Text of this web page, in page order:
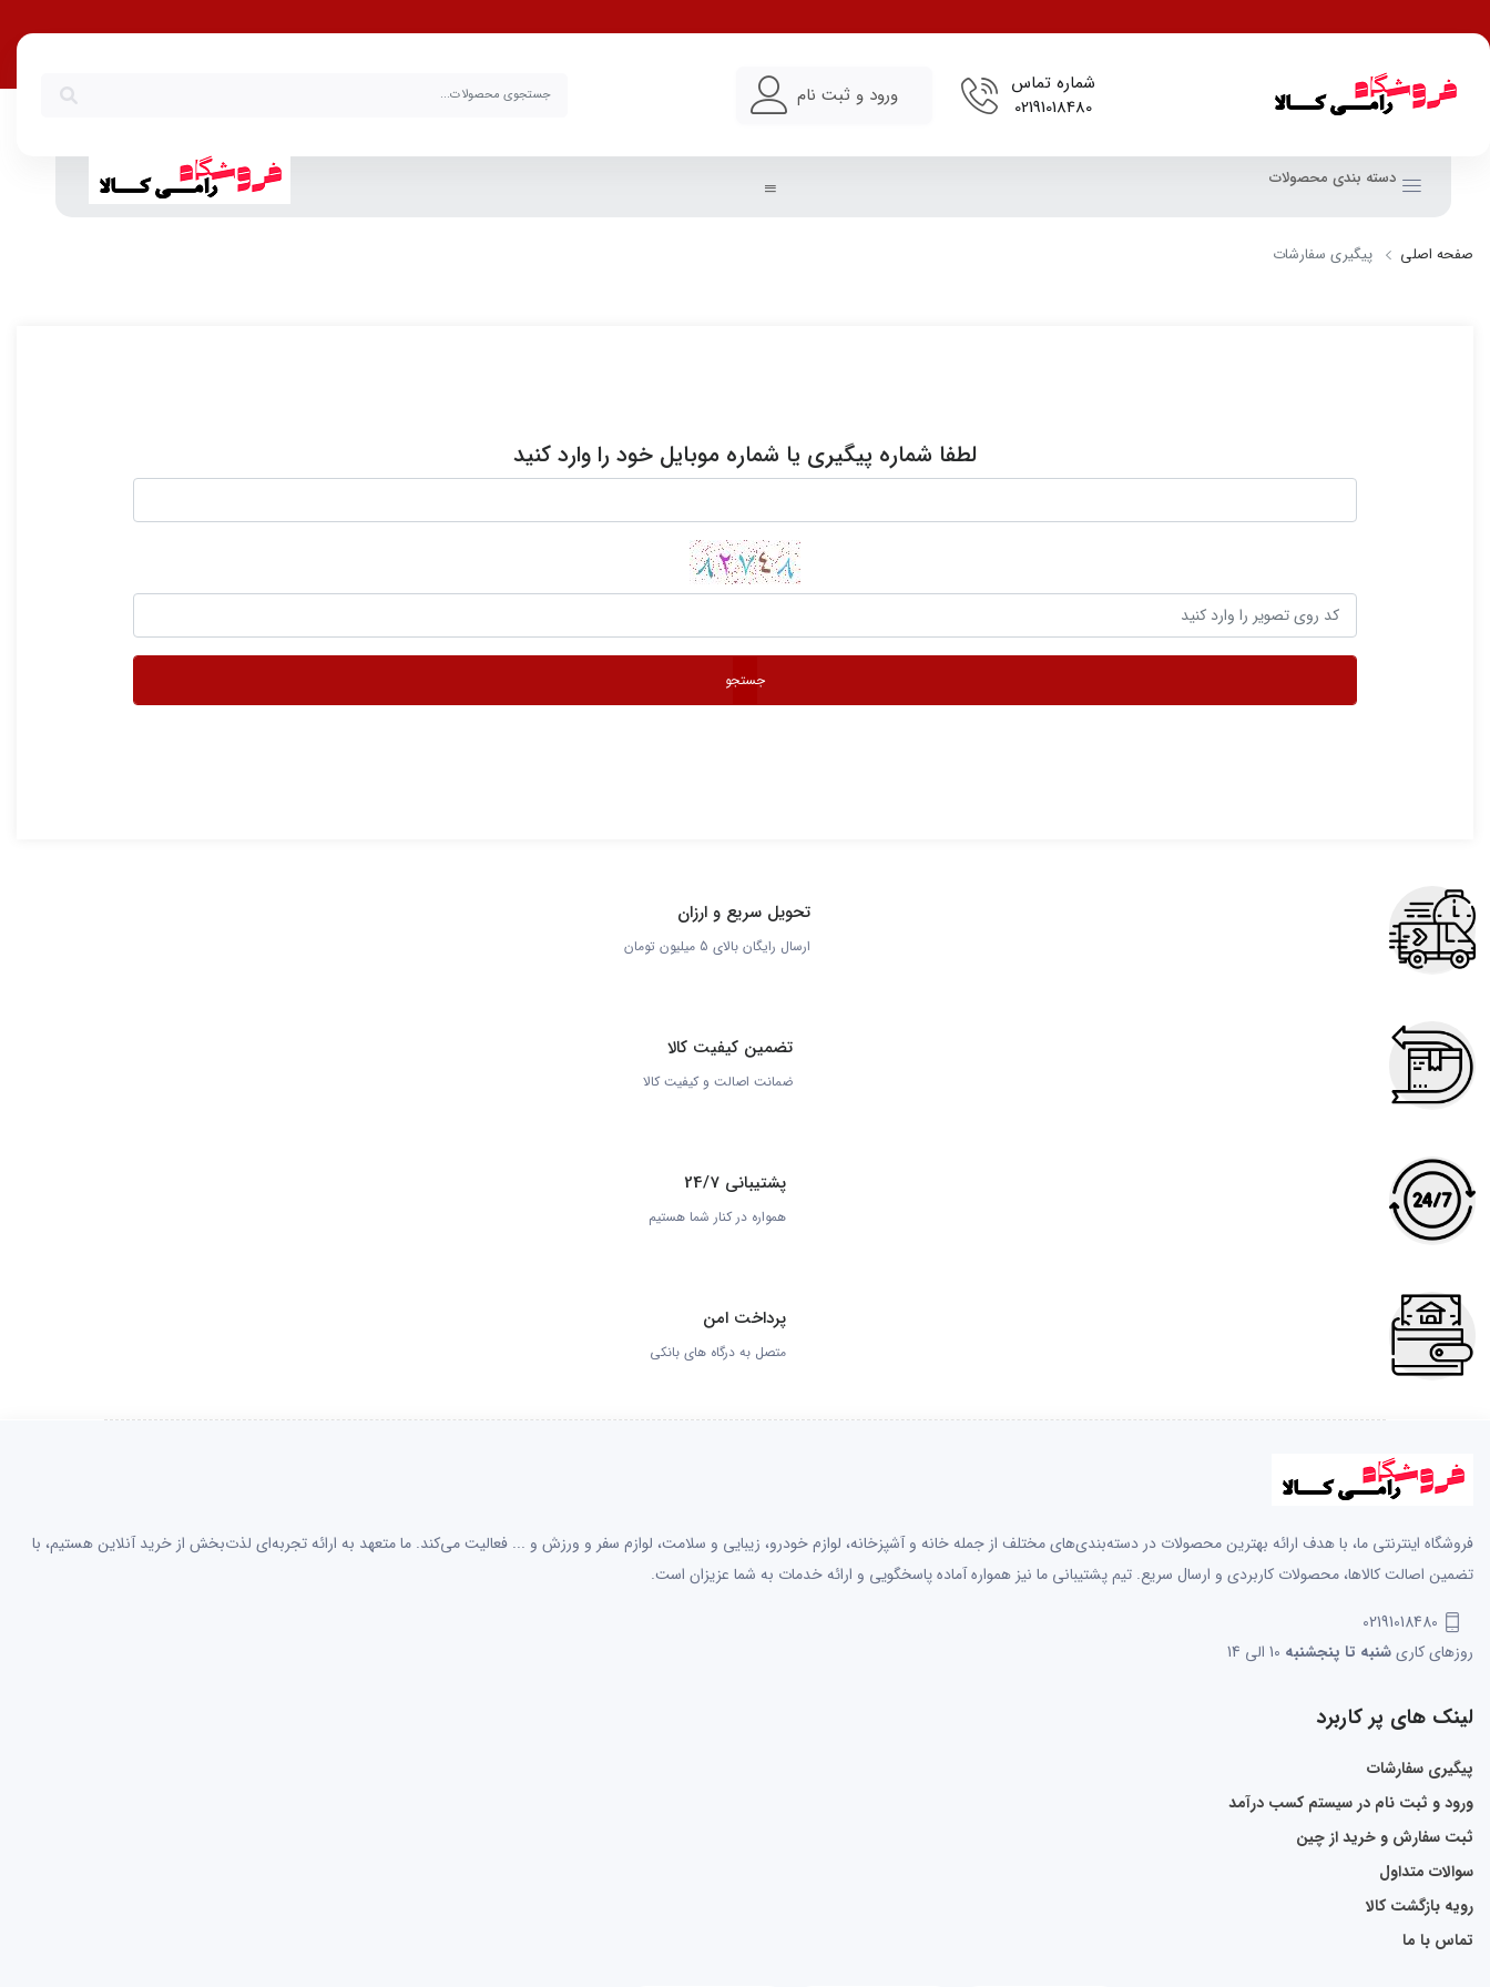
شماره تماس
02191018480
ورود و ثبت نام
دسته بندی محصولات
صفحه اصلی پیگیری سفارشات
لطفا شماره پیگیری یا شماره موبایل خود را وارد کنید
جستجو
تحویل سریع و ارزان
ارسال رایگان بالای 5 میلیون تومان
تضمین کیفیت کالا
ضمانت اصالت و کیفیت کالا
پشتیبانی 24/7
همواره در کنار شما هستیم
پرداخت امن
متصل به درگاه های بانکی
فروشگاه اینترنتی ما، با هدف ارائه بهترین محصولات در دسته‌بندی‌های مختلف از جمله خانه و آشپزخانه، لوازم خودرو، زیبایی و سلامت، لوازم سفر و ورزش و ... فعالیت می‌کند. ما متعهد به ارائه تجربه‌ای لذت‌بخش از خرید آنلاین هستیم، با
تضمین اصالت کالاها، محصولات کاربردی و ارسال سریع. تیم پشتیبانی ما نیز همواره آماده پاسخگویی و ارائه خدمات به شما عزیزان است.
02191018480
روزهای کاریشنبه تا پنجشنبه
لینک های پر کاربرد
پیگیری سفارشات
ورود و ثبت نام در سیستم کسب درآمد
ثبت سفارش و خرید از چین
سوالات متداول
رویه بازگشت کالا
تماس با ما